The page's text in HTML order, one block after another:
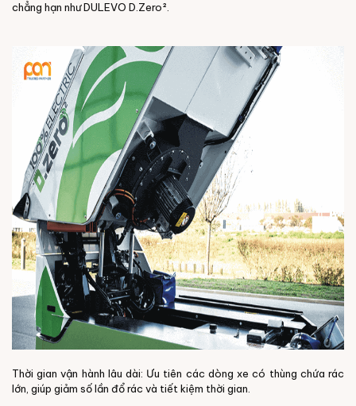
chẳng hạn như DULEVO D.Zero².
Thời gian vận hành lâu dài: Ưu tiên các dòng xe có thùng chứa rác
lớn, giúp giảm số lần đổ rác và tiết kiệm thời gian.